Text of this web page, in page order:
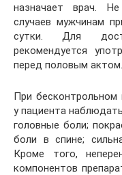
назначает врач.
случаев мужчинам
сутки. Для
рекомендуется
перед половым актом.
При бесконтрольном
у пациента
головные боли;
боли в спине;
Кроме того,
компонентов